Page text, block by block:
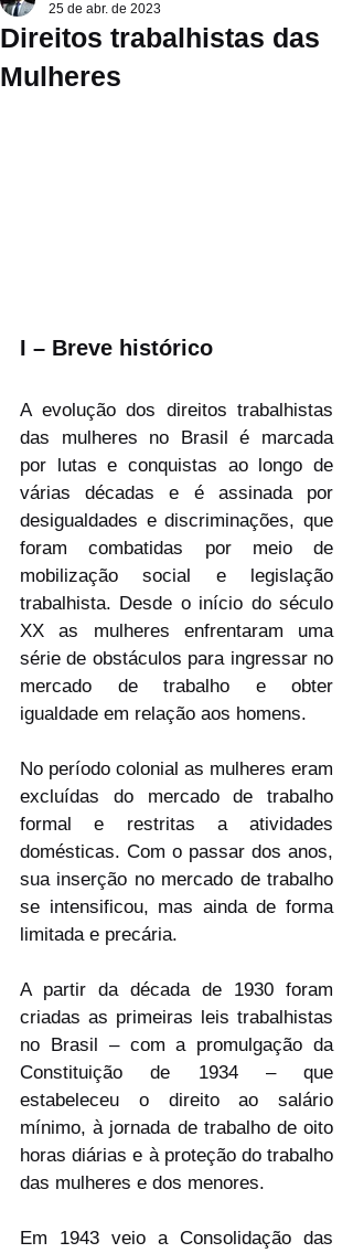
Direitos trabalhistas das
Mulheres
25 de abr. de 2023
I – Breve histórico
A evolução dos direitos trabalhistas
das mulheres no Brasil é marcada
por lutas e conquistas ao longo de
várias décadas e é assinada por
desigualdades e discriminações, que
foram combatidas por meio de
mobilização social e legislação
trabalhista. Desde o início do século
XX as mulheres enfrentaram uma
série de obstáculos para ingressar no
mercado de trabalho e obter
igualdade em relação aos homens.
No período colonial as mulheres eram
excluídas do mercado de trabalho
formal e restritas a atividades
domésticas. Com o passar dos anos,
sua inserção no mercado de trabalho
se intensificou, mas ainda de forma
limitada e precária.
A partir da década de 1930 foram
criadas as primeiras leis trabalhistas
no Brasil – com a promulgação da
Constituição de 1934 – que
estabeleceu o direito ao salário
mínimo, à jornada de trabalho de oito
horas diárias e à proteção do trabalho
das mulheres e dos menores.
Em 1943 veio a Consolidação das